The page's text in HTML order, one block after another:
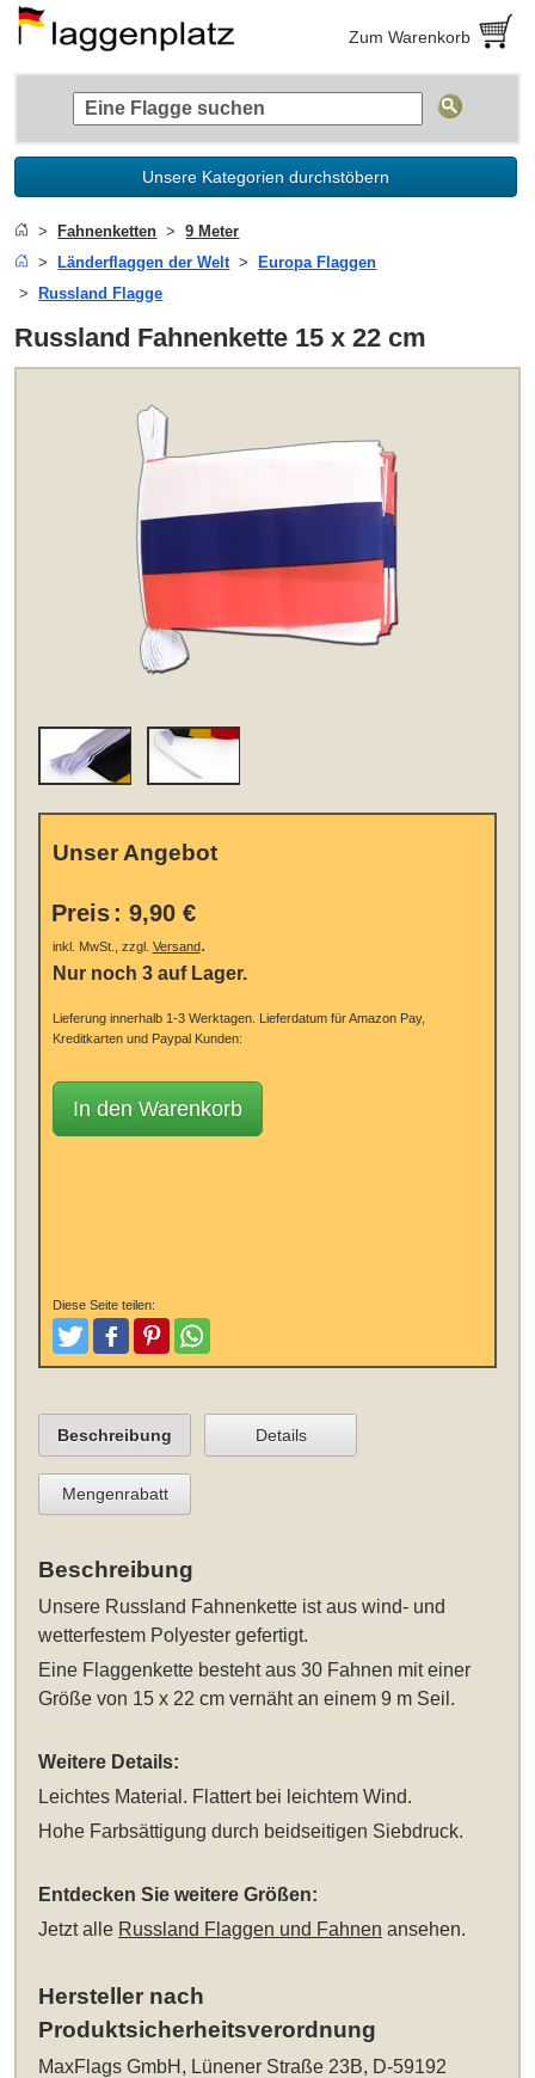
Zum Warenkorb
Unsere Kategorien durchstöbern
Fahnenketten
9 Meter
Länderflaggen der Welt
Europa Flaggen
Russland Flagge
Russland Fahnenkette 15 x 22 cm
Unser Angebot
Preis : 9,90 €
inkl. MwSt., zzgl. Versand.
Nur noch 3 auf Lager.
Lieferung innerhalb 1-3 Werktagen. Lieferdatum für Amazon Pay,
Kreditkarten und Paypal Kunden:
In den Warenkorb
Diese Seite teilen:
TweetenPostenPinterestTeilen
Beschreibung Details
Mengenrabatt
Beschreibung
Unsere Russland Fahnenkette ist aus wind- und
wetterfestem Polyester gefertigt.
Eine Flaggenkette besteht aus 30 Fahnen mit einer
Größe von 15 x 22 cm vernäht an einem 9 m Seil.
Weitere Details:
Leichtes Material. Flattert bei leichtem Wind.
Hohe Farbsättigung durch beidseitigen Siebdruck.
Entdecken Sie weitere Größen:
Jetzt alle Russland Flaggen und Fahnen ansehen.
Hersteller nach
Produktsicherheitsverordnung
MaxFlags GmbH, Lünener Straße 23B, D-59192